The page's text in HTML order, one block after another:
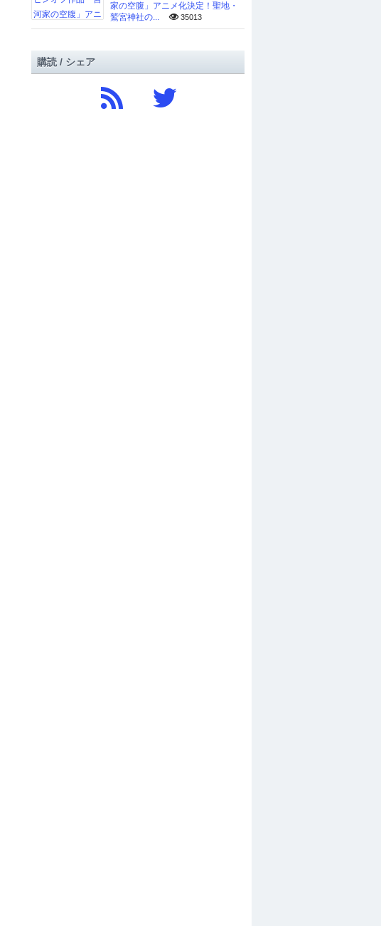
家の空腹」アニメ化決定！聖地・
鷲宮神社の...
35013
購読 / シェア